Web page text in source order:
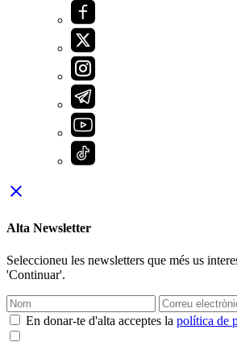
close
Alta Newsletter
Seleccioneu les newsletters que més us
'Continuar'.
En donar-te d'alta acceptes la política de